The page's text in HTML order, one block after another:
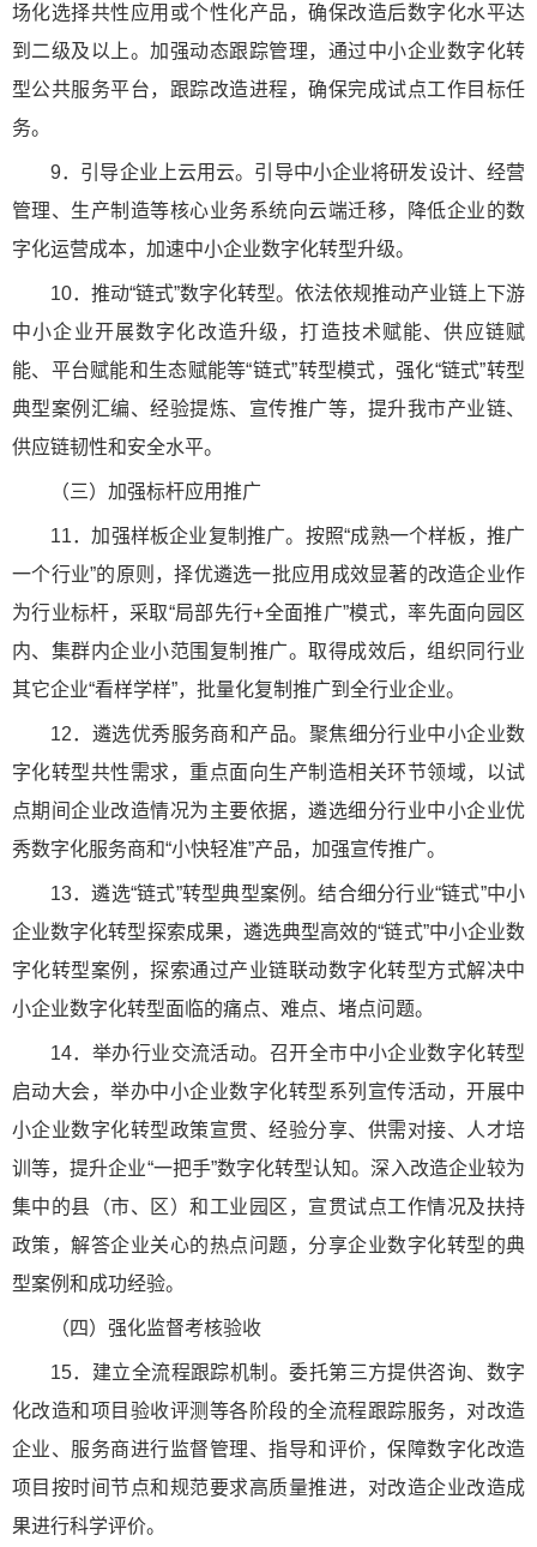
场化选择共性应用或个性化产品，确保改造后数字化水平达
到二级及以上。加强动态跟踪管理，通过中小企业数字化转
型公共服务平台，跟踪改造进程，确保完成试点工作目标任
务。
9．引导企业上云用云。引导中小企业将研发设计、经营
管理、生产制造等核心业务系统向云端迁移，降低企业的数
字化运营成本，加速中小企业数字化转型升级。
10．推动“链式”数字化转型。依法依规推动产业链上下游
中小企业开展数字化改造升级，打造技术赋能、供应链赋
能、平台赋能和生态赋能等“链式”转型模式，强化“链式”转型
典型案例汇编、经验提炼、宣传推广等，提升我市产业链、
供应链韧性和安全水平。
（三）加强标杆应用推广
11．加强样板企业复制推广。按照“成熟一个样板，推广
一个行业”的原则，择优遴选一批应用成效显著的改造企业作
为行业标杆，采取“局部先行+全面推广”模式，率先面向园区
内、集群内企业小范围复制推广。取得成效后，组织同行业
其它企业“看样学样”，批量化复制推广到全行业企业。
12．遴选优秀服务商和产品。聚焦细分行业中小企业数
字化转型共性需求，重点面向生产制造相关环节领域，以试
点期间企业改造情况为主要依据，遴选细分行业中小企业优
秀数字化服务商和“小快轻准”产品，加强宣传推广。
13．遴选“链式”转型典型案例。结合细分行业“链式”中小
企业数字化转型探索成果，遴选典型高效的“链式”中小企业数
字化转型案例，探索通过产业链联动数字化转型方式解决中
小企业数字化转型面临的痛点、难点、堵点问题。
14．举办行业交流活动。召开全市中小企业数字化转型
启动大会，举办中小企业数字化转型系列宣传活动，开展中
小企业数字化转型政策宣贯、经验分享、供需对接、人才培
训等，提升企业“一把手”数字化转型认知。深入改造企业较为
集中的县（市、区）和工业园区，宣贯试点工作情况及扶持
政策，解答企业关心的热点问题，分享企业数字化转型的典
型案例和成功经验。
（四）强化监督考核验收
15．建立全流程跟踪机制。委托第三方提供咨询、数字
化改造和项目验收评测等各阶段的全流程跟踪服务，对改造
企业、服务商进行监督管理、指导和评价，保障数字化改造
项目按时间节点和规范要求高质量推进，对改造企业改造成
果进行科学评价。